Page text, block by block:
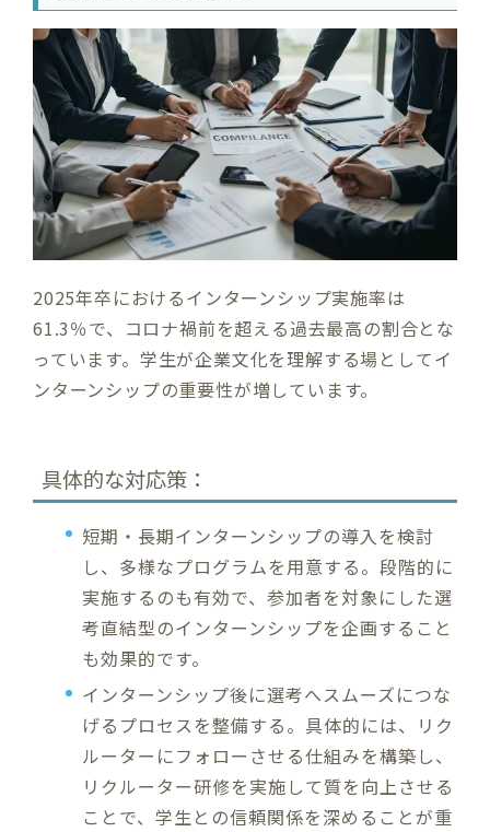
2025年卒におけるインターンシップ実施率は
61.3％で、コロナ禍前を超える過去最高の割合とな
っています。学生が企業文化を理解する場としてイ
ンターンシップの重要性が増しています。
具体的な対応策：
短期・長期インターンシップの導入を検討
し、多様なプログラムを用意する。段階的に
実施するのも有効で、参加者を対象にした選
考直結型のインターンシップを企画すること
も効果的です。
インターンシップ後に選考へスムーズにつな
げるプロセスを整備する。具体的には、リク
ルーターにフォローさせる仕組みを構築し、
リクルーター研修を実施して質を向上させる
ことで、学生との信頼関係を深めることが重